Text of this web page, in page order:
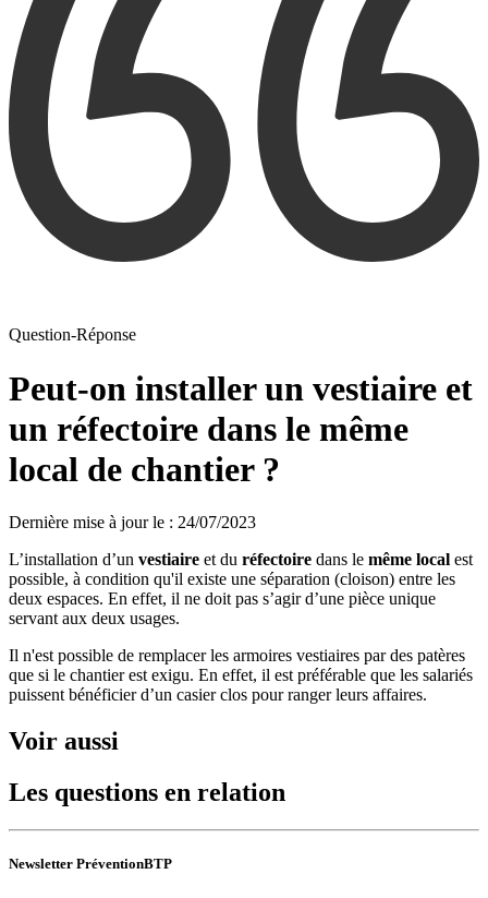
Question-Réponse
Peut-on installer un vestiaire et
un réfectoire dans le même
local de chantier ?
Dernière mise à jour le : 24/07/2023
L’installation d’un vestiaire et du réfectoire dans le même local est
possible, à condition qu'il existe une séparation (cloison) entre les
deux espaces. En effet, il ne doit pas s’agir d’une pièce unique
servant aux deux usages.
Il n'est possible de remplacer les armoires vestiaires par des patères
que si le chantier est exigu. En effet, il est préférable que les salariés
puissent bénéficier d’un casier clos pour ranger leurs affaires.
Voir aussi
Les questions en relation
Newsletter PréventionBTP